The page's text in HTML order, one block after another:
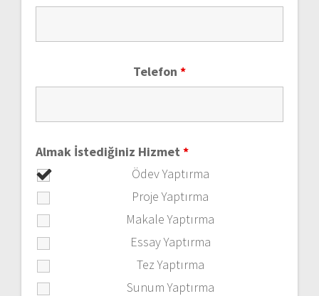
Telefon *
Almak İstediğiniz Hizmet *
Ödev Yaptırma
Proje Yaptırma
Makale Yaptırma
Essay Yaptırma
Tez Yaptırma
Sunum Yaptırma